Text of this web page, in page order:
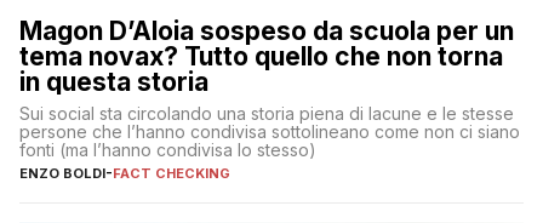
Magon D’Aloia sospeso da scuola per un
tema novax? Tutto quello che non torna
in questa storia
Sui social sta circolando una storia piena di lacune e le stesse
persone che l’hanno condivisa sottolineano come non ci siano
fonti (ma l’hanno condivisa lo stesso)
ENZO BOLDI-FACT CHECKING